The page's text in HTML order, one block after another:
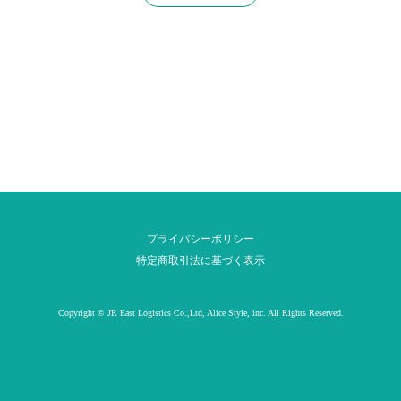
プライバシーポリシー
特定商取引法に基づく表示
Copyright © JR East Logistics Co.,Ltd, Alice Style, inc. All Rights Reserved.